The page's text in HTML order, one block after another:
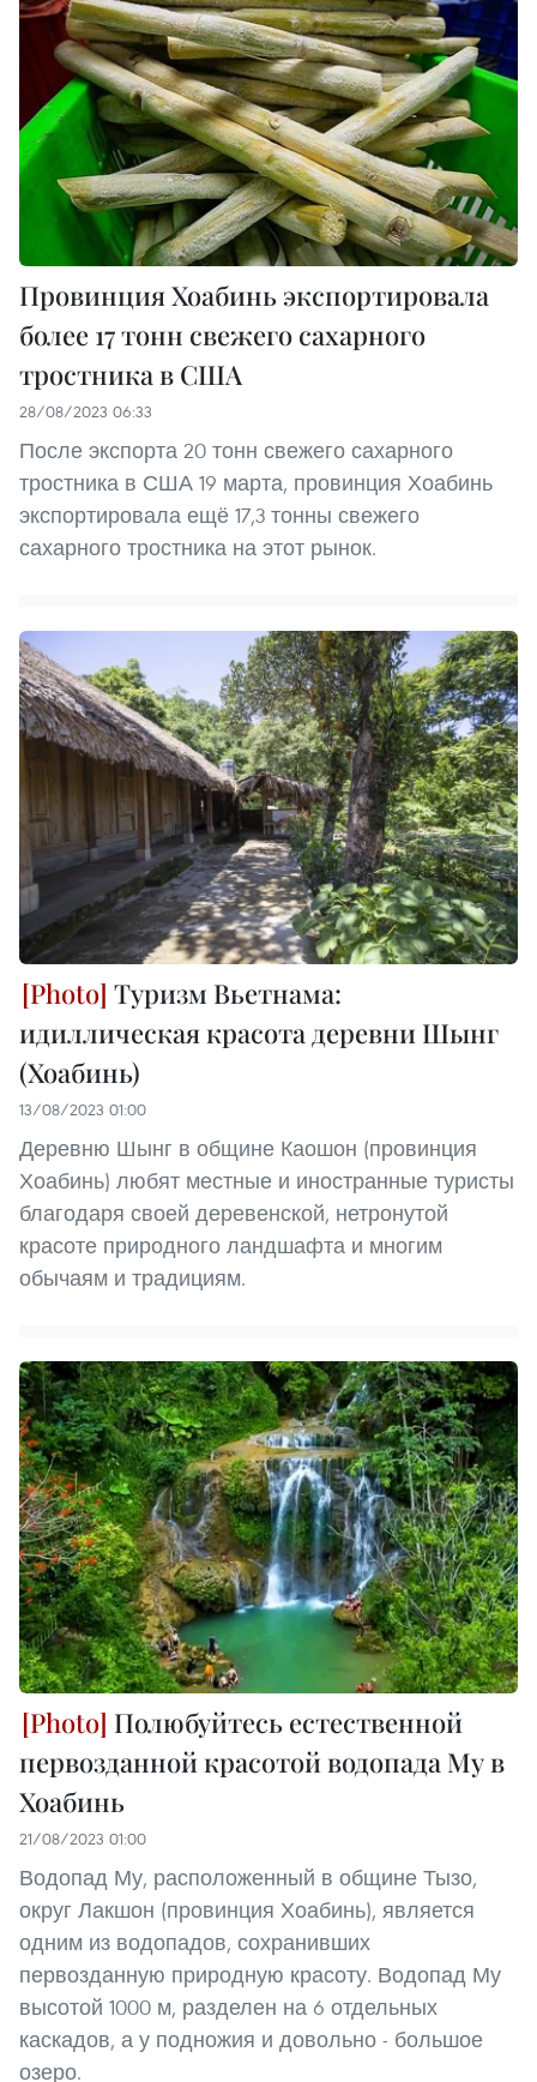
Провинция Хоабинь экспортировала
более 17 тонн свежего сахарного
тростника в США
28/08/2023 06:33
После экспорта 20 тонн свежего сахарного
тростника в США 19 марта, провинция Хоабинь
экспортировала ещё 17,3 тонны свежего
сахарного тростника на этот рынок.
Туризм Вьетнама:
идиллическая красота деревни Шынг
(Хоабинь)
13/08/2023 01:00
Деревню Шынг в общине Каошон (провинция
Хоабинь) любят местные и иностранные туристы
благодаря своей деревенской, нетронутой
красоте природного ландшафта и многим
обычаям и традициям.
Полюбуйтесь естественной
первозданной красотой водопада Му в
Хоабинь
21/08/2023 01:00
Водопад Му, расположенный в общине Тызо,
округ Лакшон (провинция Хоабинь), является
одним из водопадов, сохранивших
первозданную природную красоту. Водопад Му
высотой 1000 м, разделен на 6 отдельных
каскадов, а у подножия и довольно - большое
озеро.